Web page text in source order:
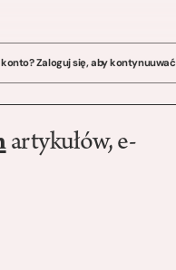
konto? Zaloguj się, aby kontynuuwać
artykułów, e-